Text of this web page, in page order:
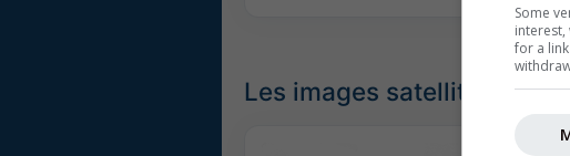
Les images satellites
Some
for a